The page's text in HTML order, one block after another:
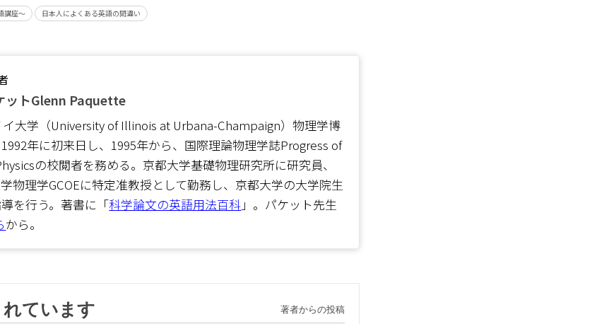
講座～ 日本人によくある英語の間違い
ットGlenn Paquette
イ大学（University of Illinois at Urbana-Champaign）物理学博
年に初来日し、1995年から、国際理論物理学誌Progress of
の校閲者を務める。京都大学基礎物理研究所に研究員、
物理学GCOEに特定准教授として勤務し、京都大学の大学院生
を行う。著書に「科学論文の英語用法百科 」。パケット先生
から。
ています 著者からの投稿